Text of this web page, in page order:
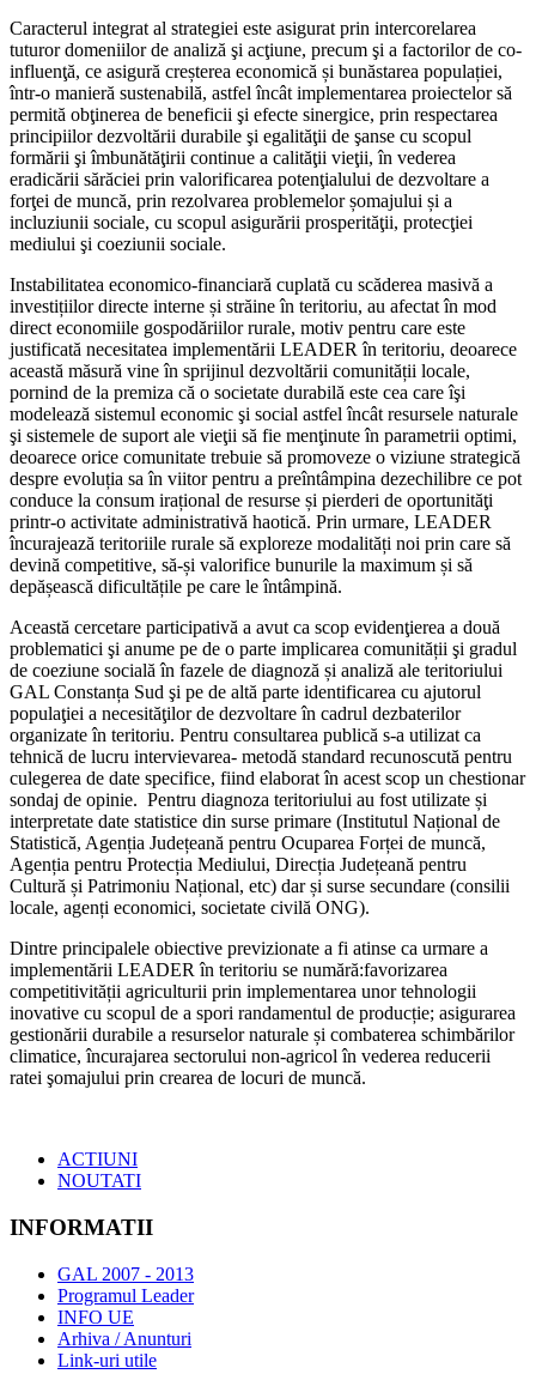
Caracterul integrat al strategiei este asigurat prin intercorelarea
tuturor domeniilor de analiză şi acţiune, precum şi a factorilor de co-
influenţă, ce asigură creșterea economică și bunăstarea populației,
într-o manieră sustenabilă, astfel încât implementarea proiectelor să
permită obţinerea de beneficii şi efecte sinergice, prin respectarea
principiilor dezvoltării durabile şi egalităţii de şanse cu scopul
formării şi îmbunătăţirii continue a calităţii vieţii, în vederea
eradicării sărăciei prin valorificarea potenţialului de dezvoltare a
forţei de muncă, prin rezolvarea problemelor șomajului și a
incluziunii sociale, cu scopul asigurării prosperităţii, protecţiei
mediului şi coeziunii sociale.
Instabilitatea economico-financiară cuplată cu scăderea masivă a
investițiilor directe interne și străine în teritoriu, au afectat în mod
direct economiile gospodăriilor rurale, motiv pentru care este
justificată necesitatea implementării LEADER în teritoriu, deoarece
această măsură vine în sprijinul dezvoltării comunității locale,
pornind de la premiza că o societate durabilă este cea care îşi
modelează sistemul economic şi social astfel încât resursele naturale
şi sistemele de suport ale vieţii să fie menţinute în parametrii optimi,
deoarece orice comunitate trebuie să promoveze o viziune strategică
despre evoluția sa în viitor pentru a preîntâmpina dezechilibre ce pot
conduce la consum irațional de resurse și pierderi de oportunităţi
printr-o activitate administrativă haotică. Prin urmare, LEADER
încurajează teritoriile rurale să exploreze modalități noi prin care să
devină competitive, să-și valorifice bunurile la maximum și să
depășească dificultățile pe care le întâmpină.
Această cercetare participativă a avut ca scop evidenţierea a două
problematici şi anume pe de o parte implicarea comunității şi gradul
de coeziune socială în fazele de diagnoză și analiză ale teritoriului
GAL Constanța Sud şi pe de altă parte identificarea cu ajutorul
populaţiei a necesităţilor de dezvoltare în cadrul dezbaterilor
organizate în teritoriu. Pentru consultarea publică s-a utilizat ca
tehnică de lucru intervievarea- metodă standard recunoscută pentru
culegerea de date specifice, fiind elaborat în acest scop un chestionar
sondaj de opinie. Pentru diagnoza teritoriului au fost utilizate și
interpretate date statistice din surse primare (Institutul Național de
Statistică, Agenția Județeană pentru Ocuparea Forței de muncă,
Agenția pentru Protecția Mediului, Direcția Județeană pentru
Cultură și Patrimoniu Național, etc) dar și surse secundare (consilii
locale, agenți economici, societate civilă ONG).
Dintre principalele obiective previzionate a fi atinse ca urmare a
implementării LEADER în teritoriu se numără:favorizarea
competitivității agriculturii prin implementarea unor tehnologii
inovative cu scopul de a spori randamentul de producție; asigurarea
gestionării durabile a resurselor naturale și combaterea schimbărilor
climatice, încurajarea sectorului non-agricol în vederea reducerii
ratei şomajului prin crearea de locuri de muncă.
ACTIUNI
NOUTATI
INFORMATII
GAL 2007 - 2013
Programul Leader
INFO UE
Arhiva / Anunturi
Link-uri utile